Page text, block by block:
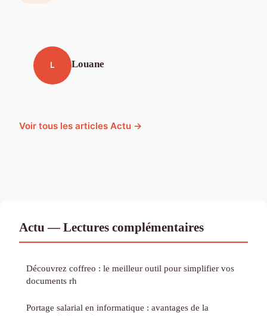
L Louane
Voir tous les articles Actu →
Actu — Lectures complémentaires
Découvrez coffreo : le meilleur outil pour simplifier vos
documents rh
Portage salarial en informatique : avantages de la